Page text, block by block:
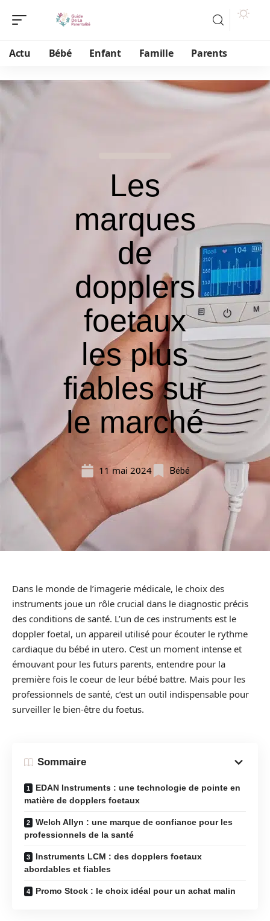
Actu Bébé Enfant Famille Parents
Les
marques
de
dopplers
foetaux
les plus
fiables sur
le marché
11 mai 2024 Bébé
Dans le monde de l’imagerie médicale, le choix des
instruments joue un rôle crucial dans le diagnostic précis
des conditions de santé. L’un de ces instruments est le
doppler foetal, un appareil utilisé pour écouter le rythme
cardiaque du bébé in utero. C’est un moment intense et
émouvant pour les futurs parents, entendre pour la
première fois le coeur de leur bébé battre. Mais pour les
professionnels de santé, c’est un outil indispensable pour
surveiller le bien-être du foetus.
Sommaire
EDAN Instruments : une technologie de pointe en
matière de dopplers foetaux
Welch Allyn : une marque de confiance pour les
professionnels de la santé
Instruments LCM : des dopplers foetaux
abordables et fiables
Promo Stock : le choix idéal pour un achat malin